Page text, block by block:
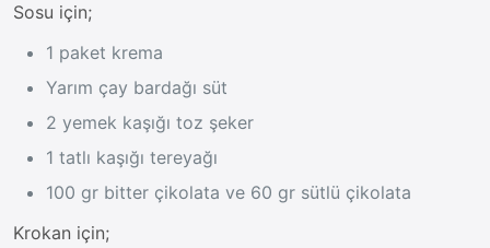
Sosu için;
1 paket krema
Yarım çay bardağı süt
2 yemek kaşığı toz şeker
1 tatlı kaşığı tereyağı
100 gr bitter çikolata ve 60 gr sütlü çikolata
Krokan için;